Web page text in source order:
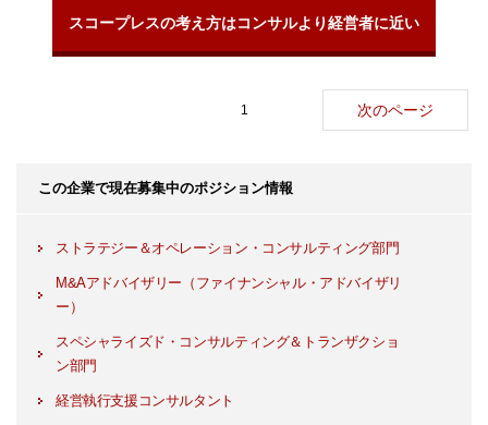
スコープレスの考え方はコンサルより経営者に近い
1 次のページ
この企業で現在募集中のポジション情報
ストラテジー＆オペレーション・コンサルティング部門
M&Aアドバイザリー（ファイナンシャル・アドバイザリ
ー）
スペシャライズド・コンサルティング＆トランザクショ
ン部門
経営執行支援コンサルタント